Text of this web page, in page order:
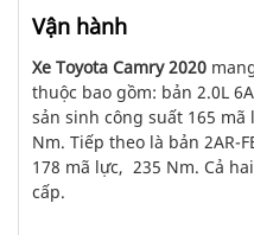
Vận hành
Xe Toyota Camry 2020
thuộc bao gồm: bản 2.0L
sản sinh công suất 165 mã
Nm. Tiếp theo là bản 2AR-
178 mã lực, 235 Nm. Cả
cấp.